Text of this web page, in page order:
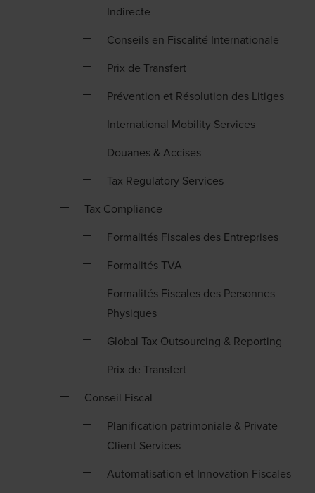
Indirecte
Conseils en Fiscalité Internationale
Prix de Transfert
Prévention et Résolution des Litiges
International Mobility Services
Douanes & Accises
Tax Regulatory Services
Tax Compliance
Formalités Fiscales des Entreprises
Formalités TVA
Formalités Fiscales des Personnes
Physiques
Global Tax Outsourcing & Reporting
Prix de Transfert
Conseil Fiscal
Planification patrimoniale & Private
Client Services
Automatisation et Innovation Fiscales